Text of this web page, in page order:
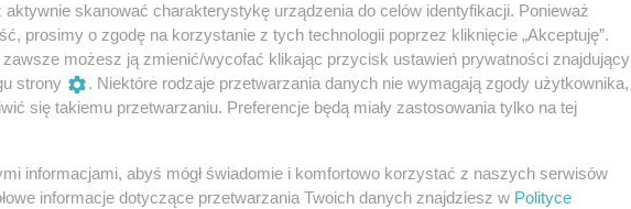
1 / 7
skanować charakterystykę urządzenia do celów identyfikacji. Ponieważ
prosimy o zgodę na korzystanie z tych technologii poprzez kliknięcie „Akceptuję”.
zawsze możesz ją zmienić/wycofać klikając przycisk ustawień prywatności znajdujący
strony
. Niektóre rodzaje przetwarzania danych nie wymagają zgody użytkownika,
się takiemu przetwarzaniu. Preferencje będą miały zastosowania tylko na tej
informacjami, abyś mógł świadomie i komfortowo korzystać z naszych serwisów
informacje dotyczące przetwarzania Twoich danych znajdziesz w Polityce